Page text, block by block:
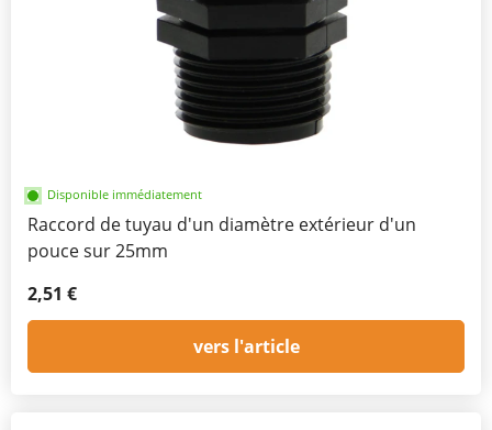
Disponible immédiatement
Raccord de tuyau d'un diamètre extérieur d'un
pouce sur 25mm
2,51 €
vers l'article